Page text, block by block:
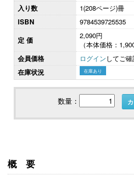
入り数
1(208ページ)冊
ISBN
9784539725535
定 価
2,090円
（本体価格：
会員価格
ログインしてご
在庫状況
在庫あり
数量：
概要